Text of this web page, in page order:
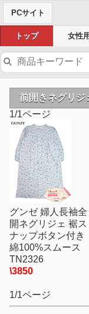
PCサイト
トップ 女性用
前開きネグリ
1/1ページ
グンゼ 婦人長袖全
開ネグリジェ 裾ス
ナップボタン付き
綿100%スムース
TN2326
\3850
1/1ページ